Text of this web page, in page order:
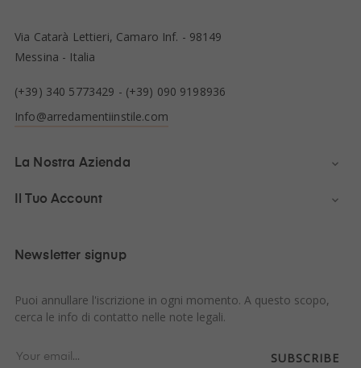
Via Catarà Lettieri, Camaro Inf. - 98149
Messina - Italia
(+39) 340 5773429 - (+39) 090 9198936
Info@arredamentiinstile.com
La Nostra Azienda 
Il Tuo Account 
Newsletter signup
Puoi annullare l'iscrizione in ogni momento. A questo scopo,
cerca le info di contatto nelle note legali.
SUBSCRIBE